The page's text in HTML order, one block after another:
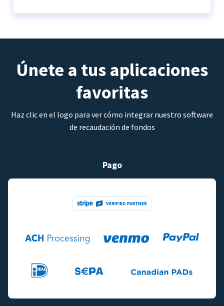
Únete a tus aplicaciones
favoritas
Haz clic en el logo para ver cómo integrar nuestro software
de recaudación de fondos
Pago